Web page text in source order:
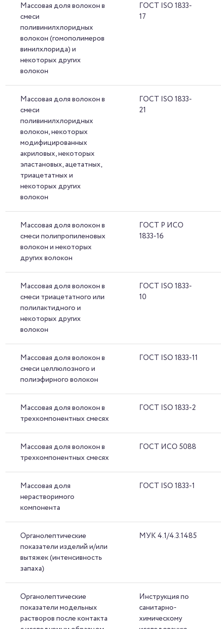
Массовая доля волокон в
смеси
поливинилхлоридных
волокон (гомополимеров
винилхлорида) и
некоторых других
волокон
ГОСТ ISO 1833-
17
Массовая доля волокон в
смеси
поливинилхлоридных
волокон, некоторых
модифицированных
акриловых, некоторых
эластановых, ацетатных,
триацетатных и
некоторых других
волокон
ГОСТ ISO 1833-
21
Массовая доля волокон в
смеси полипропиленовых
волокон и некоторых
других волокон
ГОСТ Р ИСО
1833-16
Массовая доля волокон в
смеси триацетатного или
полилактидного и
некоторых других
волокон
ГОСТ ISO 1833-
10
Массовая доля волокон в
смеси целлюлозного и
полиэфирного волокон
ГОСТ ISO 1833-11
Массовая доля волокон в
трехкомпонентных смесях
ГОСТ ISO 1833-2
Массовая доля волокон в
трехкомпонентных смесях
ГОСТ ИСО 5088
Массовая доля
нерастворимого
компонента
ГОСТ ISO 1833-1
Органолептические
показатели изделий и/или
вытяжек (интенсивность
запаха)
МУК 4.1/4.3.1485
Органолептические
показатели модельных
растворов после контакта
Инструкция по
санитарно-
химическому